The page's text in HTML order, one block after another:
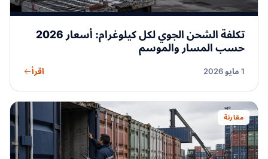
تكلفة الشحن الجوي لكل كيلوغرام: أسعار 2026
حسب المسار والموسم
1 مايو 2026 اقرأ
مقارنة